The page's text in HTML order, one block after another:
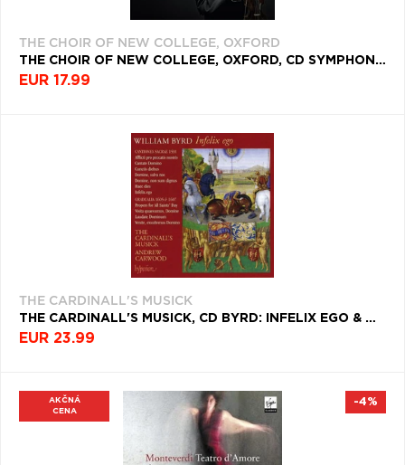
THE CHOIR OF NEW COLLEGE, OXFORD
THE CHOIR OF NEW COLLEGE, OXFORD, CD SYMPHONIES POUR LES SOUPERS DU ROY
EUR 17.99
THE CARDINALL'S MUSICK
THE CARDINALL'S MUSICK, CD BYRD: INFELIX EGO & OTHER SACRED MUSIC (BYRD EDITI
EUR 23.99
AKČNÁ
CENA
-4%